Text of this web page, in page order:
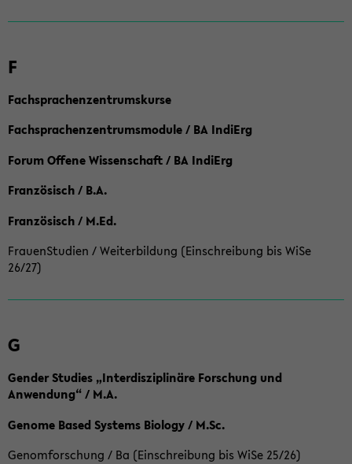
F
Fachsprachenzentrumskurse
Fachsprachenzentrumsmodule / BA IndiErg
Forum Offene Wissenschaft / BA IndiErg
Französisch / B.A.
Französisch / M.Ed.
FrauenStudien / Weiterbildung (Einschreibung bis WiSe
26/27)
G
Gender Studies „Interdisziplinäre Forschung und
Anwendung“ / M.A.
Genome Based Systems Biology / M.Sc.
Genomforschung / Ba (Einschreibung bis WiSe 25/26)